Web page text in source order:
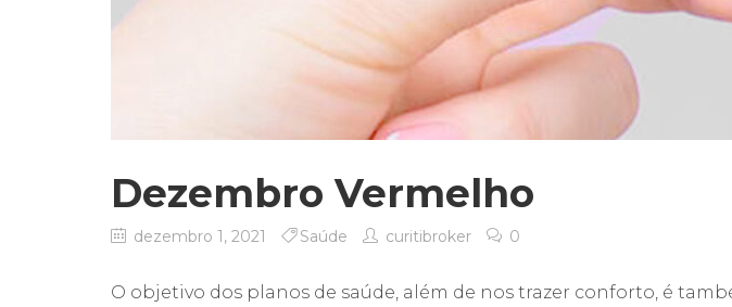
Dezembro Vermelho
dezembro 1, 2021 Saúde curitibroker 0
O objetivo dos planos de saúde, além de nos trazer conforto, é